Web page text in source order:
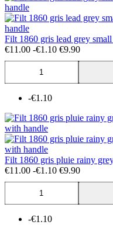
Filt 1860 gris lead grey
€11.00 -€1.10 €9.90
-€1.10
Filt 1860 gris pluie rainy
€11.00 -€1.10 €9.90
-€1.10